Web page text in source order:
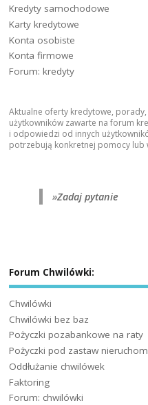
Kredyty samochodowe
Karty kredytowe
Konta osobiste
Konta firmowe
Forum: kredyty
Aktualne oferty kredytowe,
użytkowników zawarte na forum
i odpowiedzi od innych
potrzebują konkretnej pomocy lub
»Zadaj pytanie
Forum Chwilówki:
Chwilówki
Chwilówki bez baz
Pożyczki pozabankowe na raty
Pożyczki pod zastaw
Oddłużanie chwilówek
Faktoring
Forum: chwilówki